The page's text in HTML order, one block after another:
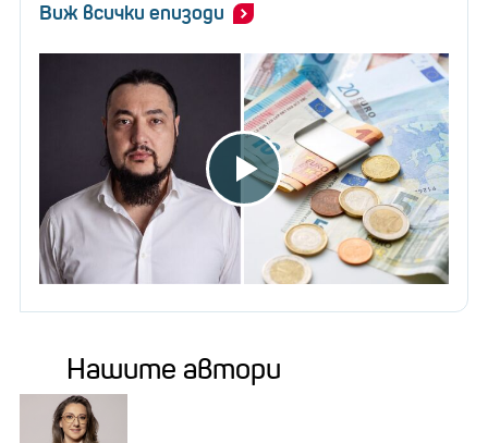
Виж всички епизоди
Нашите автори